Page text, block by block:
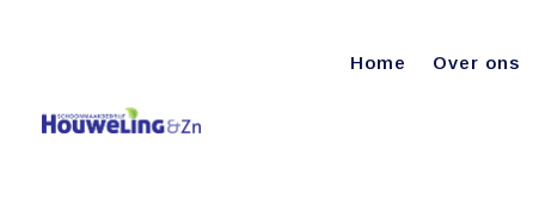
Home Over ons